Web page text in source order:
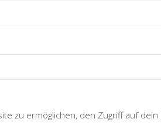
zu ermöglichen, den Zugriff auf